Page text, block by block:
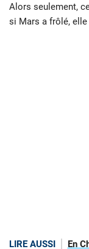
Alors seulement,
si Mars a frôlé,
LIRE AUSSI
En